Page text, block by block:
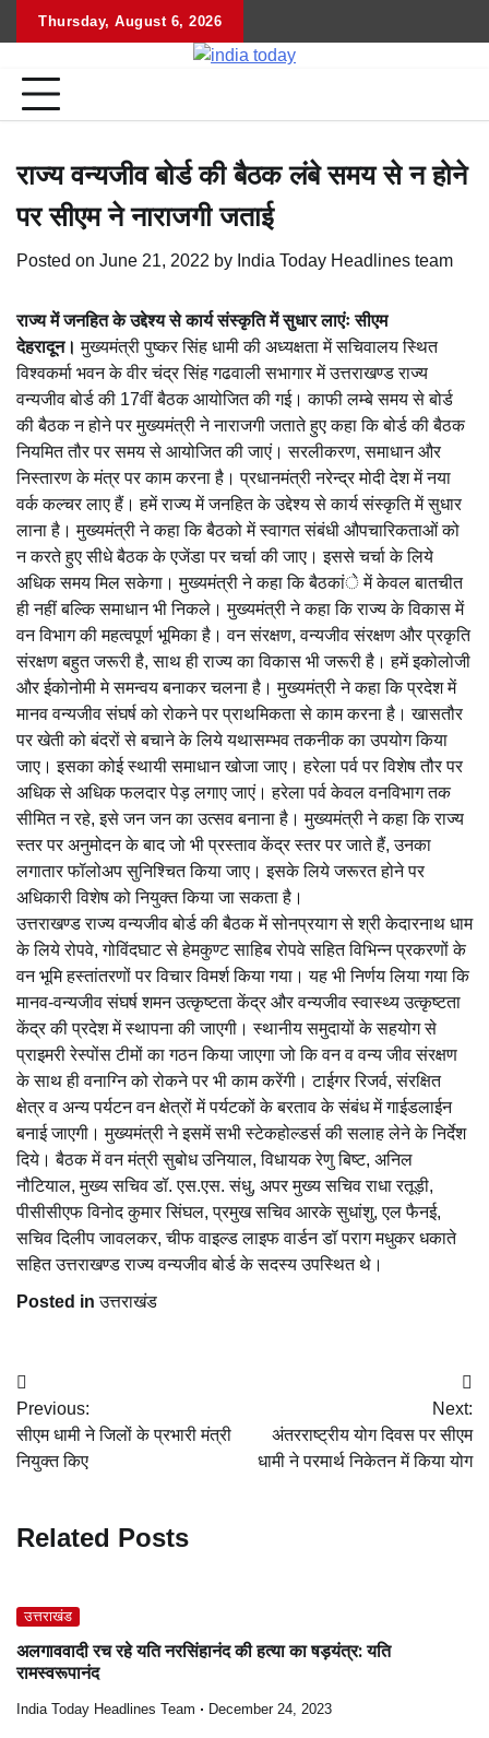
Thursday, August 6, 2026
राज्य वन्यजीव बोर्ड की बैठक लंबे समय से न होने
पर सीएम ने नाराजगी जताई
Posted on June 21, 2022 by India Today Headlines team
राज्य में जनहित के उद्देश्य से कार्य संस्कृति में सुधार लाएंः सीएम
देहरादून। मुख्यमंत्री पुष्कर सिंह धामी की अध्यक्षता में सचिवालय स्थित
विश्वकर्मा भवन के वीर चंद्र सिंह गढवाली सभागार में उत्तराखण्ड राज्य
वन्यजीव बोर्ड की 17वीं बैठक आयोजित की गई। काफी लम्बे समय से बोर्ड
की बैठक न होने पर मुख्यमंत्री ने नाराजगी जताते हुए कहा कि बोर्ड की बैठक
नियमित तौर पर समय से आयोजित की जाएं। सरलीकरण, समाधान और
निस्तारण के मंत्र पर काम करना है। प्रधानमंत्री नरेन्द्र मोदी देश में नया
वर्क कल्चर लाए हैं। हमें राज्य में जनहित के उद्देश्य से कार्य संस्कृति में सुधार
लाना है। मुख्यमंत्री ने कहा कि बैठको में स्वागत संबंधी औपचारिकताओं को
न करते हुए सीधे बैठक के एजेंडा पर चर्चा की जाए। इससे चर्चा के लिये
अधिक समय मिल सकेगा। मुख्यमंत्री ने कहा कि बैठकांे में केवल बातचीत
ही नहीं बल्कि समाधान भी निकले। मुख्यमंत्री ने कहा कि राज्य के विकास में
वन विभाग की महत्वपूर्ण भूमिका है। वन संरक्षण, वन्यजीव संरक्षण और प्रकृति
संरक्षण बहुत जरूरी है, साथ ही राज्य का विकास भी जरूरी है। हमें इकोलोजी
और ईकोनोमी मे समन्वय बनाकर चलना है। मुख्यमंत्री ने कहा कि प्रदेश में
मानव वन्यजीव संघर्ष को रोकने पर प्राथमिकता से काम करना है। खासतौर
पर खेती को बंदरों से बचाने के लिये यथासम्भव तकनीक का उपयोग किया
जाए। इसका कोई स्थायी समाधान खोजा जाए। हरेला पर्व पर विशेष तौर पर
अधिक से अधिक फलदार पेड़ लगाए जाएं। हरेला पर्व केवल वनविभाग तक
सीमित न रहे, इसे जन जन का उत्सव बनाना है। मुख्यमंत्री ने कहा कि राज्य
स्तर पर अनुमोदन के बाद जो भी प्रस्ताव केंद्र स्तर पर जाते हैं, उनका
लगातार फॉलोअप सुनिश्चित किया जाए। इसके लिये जरूरत होने पर
अधिकारी विशेष को नियुक्त किया जा सकता है।
उत्तराखण्ड राज्य वन्यजीव बोर्ड की बैठक में सोनप्रयाग से श्री केदारनाथ धाम
के लिये रोपवे, गोविंदघाट से हेमकुण्ट साहिब रोपवे सहित विभिन्न प्रकरणों के
वन भूमि हस्तांतरणों पर विचार विमर्श किया गया। यह भी निर्णय लिया गया कि
मानव-वन्यजीव संघर्ष शमन उत्कृष्टता केंद्र और वन्यजीव स्वास्थ्य उत्कृष्टता
केंद्र की प्रदेश में स्थापना की जाएगी। स्थानीय समुदायों के सहयोग से
प्राइमरी रेस्पोंस टीमों का गठन किया जाएगा जो कि वन व वन्य जीव संरक्षण
के साथ ही वनाग्नि को रोकने पर भी काम करेंगी। टाईगर रिजर्व, संरक्षित
क्षेत्र व अन्य पर्यटन वन क्षेत्रों में पर्यटकों के बरताव के संबंध में गाईडलाईन
बनाई जाएगी। मुख्यमंत्री ने इसमें सभी स्टेकहोल्डर्स की सलाह लेने के निर्देश
दिये। बैठक में वन मंत्री सुबोध उनियाल, विधायक रेणु बिष्ट, अनिल
नौटियाल, मुख्य सचिव डॉ. एस.एस. संधु, अपर मुख्य सचिव राधा रतूड़ी,
पीसीसीएफ विनोद कुमार सिंघल, प्रमुख सचिव आरके सुधांशु, एल फैनई,
सचिव दिलीप जावलकर, चीफ वाइल्ड लाइफ वार्डन डॉ पराग मधुकर धकाते
सहित उत्तराखण्ड राज्य वन्यजीव बोर्ड के सदस्य उपस्थित थे।
Posted inउत्तराखंड
Post
navigation
Previous:
सीएम धामी ने जिलों के प्रभारी मंत्री
नियुक्त किए
Next:
अंतरराष्ट्रीय योग दिवस पर सीएम
धामी ने परमार्थ निकेतन में किया योग
Related Posts
उत्तराखंड
अलगाववादी रच रहे यति नरसिंहानंद की हत्या का षड़यंत्र: यति
रामस्वरूपानंद
India Today Headlines Team December 24, 2023